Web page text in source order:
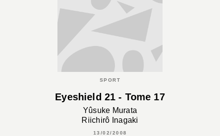
SPORT
Eyeshield 21 - Tome 17
Yûsuke Murata
Riichirô Inagaki
13/02/2008